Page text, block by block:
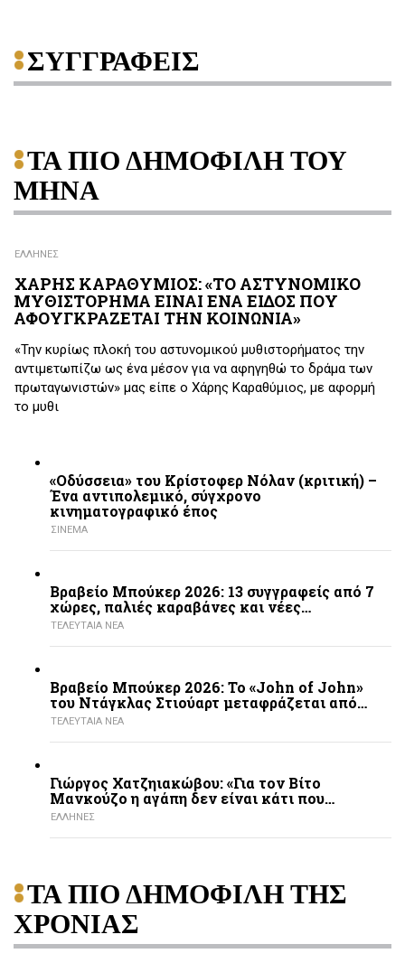
ΣΥΓΓΡΑΦΕΙΣ
ΤΑ ΠΙΟ ΔΗΜΟΦΙΛΗ ΤΟΥ
ΜΗΝΑ
ΕΛΛΗΝΕΣ
ΧΑΡΗΣ ΚΑΡΑΘΥΜΙΟΣ: «ΤΟ ΑΣΤΥΝΟΜΙΚΟ
ΜΥΘΙΣΤΟΡΗΜΑ ΕΙΝΑΙ ΕΝΑ ΕΙΔΟΣ ΠΟΥ
ΑΦΟΥΓΚΡΑΖΕΤΑΙ ΤΗΝ ΚΟΙΝΩΝΙΑ»
«Την κυρίως πλοκή του αστυνομικού μυθιστορήματος την
αντιμετωπίζω ως ένα μέσον για να αφηγηθώ το δράμα των
πρωταγωνιστών» μας είπε ο Χάρης Καραθύμιος, με αφορμή
το μυθι
«Οδύσσεια» του Κρίστοφερ Νόλαν (κριτική) –
Ένα αντιπολεμικό, σύγχρονο
κινηματογραφικό έπος
ΣΙΝΕΜΑ
Βραβείο Μπούκερ 2026: 13 συγγραφείς από 7
χώρες, παλιές καραβάνες και νέες…
ΤΕΛΕΥΤΑΙΑ ΝΕΑ
Βραβείο Μπούκερ 2026: Το «John of John»
του Ντάγκλας Στιούαρτ μεταφράζεται από…
ΤΕΛΕΥΤΑΙΑ ΝΕΑ
Γιώργος Χατζηιακώβου: «Για τον Βίτο
Μανκούζο η αγάπη δεν είναι κάτι που…
ΕΛΛΗΝΕΣ
ΤΑ ΠΙΟ ΔΗΜΟΦΙΛΗ ΤΗΣ
ΧΡΟΝΙΑΣ